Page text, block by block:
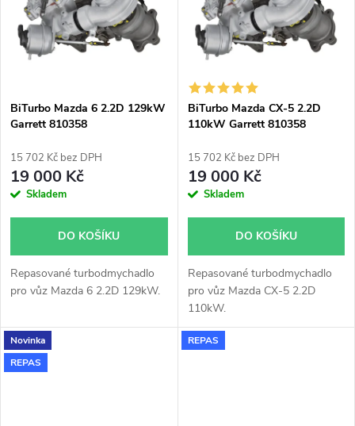
ů
BiTurbo Mazda 6 2.2D 129kW
Garrett 810358
15 702 Kč bez DPH
19 000 Kč
Skladem
DO KOŠÍKU
Repasované turbodmychadlo
pro vůz Mazda 6 2.2D 129kW.
BiTurbo Mazda CX-5 2.2D
110kW Garrett 810358
15 702 Kč bez DPH
19 000 Kč
Skladem
DO KOŠÍKU
Repasované turbodmychadlo
pro vůz Mazda CX-5 2.2D
110kW.
Novinka
REPAS
REPAS